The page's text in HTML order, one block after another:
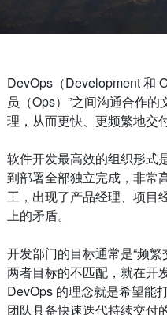
DevOps（Development和
员（Ops）”之间沟通合作
理，从而更快、更频繁地交
软件开发最高效的组织形式
到部署全部独立完成，非常
工，出现了产品经理、项目
上的矛盾。
开发部门的目标通常是“频
两者目标的不匹配，就在开
DevOps 的理念就是希望能
团队具备快速迭代持续交付